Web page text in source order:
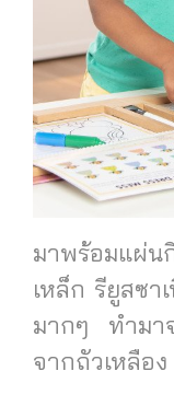
มาพร้อมแผ่น
เหล็ก รียูสซ
มากๆ ทำมา
จากถัวเหลือง